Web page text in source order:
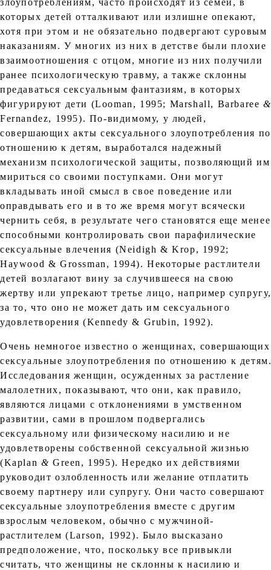
которых детей отталкивают или излишне опекают,
хотя при этом и не обязательно подвергают суровым
наказаниям. У многих из них в детстве были плохие
взаимоотношения с отцом, многие из них получили
ранее психологическую травму, а также склонны
предаваться сексуальным фантазиям, в которых
фигурируют дети (Looman, 1995; Marshall, Barbaree &
Fernandez, 1995). По-видимому, у людей,
совершающих акты сексуального злоупотребления по
отношению к детям, выработался надежный
механизм психологической защиты, позволяющий им
мириться со своими поступками. Они могут
вкладывать иной смысл в свое поведение или
оправдывать его и в то же время могут всячески
чернить себя, в результате чего становятся еще менее
способными контролировать свои парафилические
сексуальные влечения (Neidigh & Krop, 1992;
Haywood & Grossman, 1994). Некоторые растлители
детей возлагают вину за случившееся на свою
жертву или упрекают третье лицо, например
за то, что оно не может дать им сексуального
удовлетворения (Kennedy & Grubin, 1992).
Очень немногое известно о женщинах, совершающих
сексуальные злоупотребления по отношению к
Исследования женщин, осужденных за растление
малолетних, показывают, что они, как правило,
являются лицами с отклонениями в умственном
развитии, сами в прошлом подвергались
сексуальному или физическому насилию и не
удовлетворены собственной сексуальной жизнью
(Kaplan &Green, 1995). Нередко их действиями
руководит озлобленность или желание отплатить
своему партнеру или супругу. Они часто совершают
сексуальные злоупотребления вместе с другим
взрослым человеком, обычно с мужчиной-
растлителем (Larson, 1992). Было высказано
предположение, что, поскольку все привыкли
считать, что женщины не склонны к насилию и